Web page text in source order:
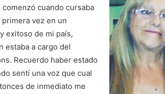
comenzó cuando cursaba
vez en un
exitoso de mi país,
estaba a cargo del
Recuerdo haber estado
sentí una voz que cual
de inmediato me